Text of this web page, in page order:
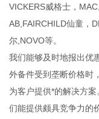
VICKERS威格士，
AB,FAIRCHILD仙童，
尔,NOVO等。
我们能够及时地报出优
外备件受到垄断价格时
为客户提供*的解决方
们能提供颇具竞争力的